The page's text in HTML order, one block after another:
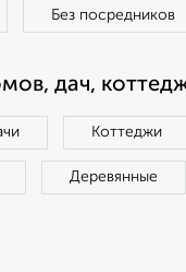
Без посредников
дач,
Коттеджи
Деревянные